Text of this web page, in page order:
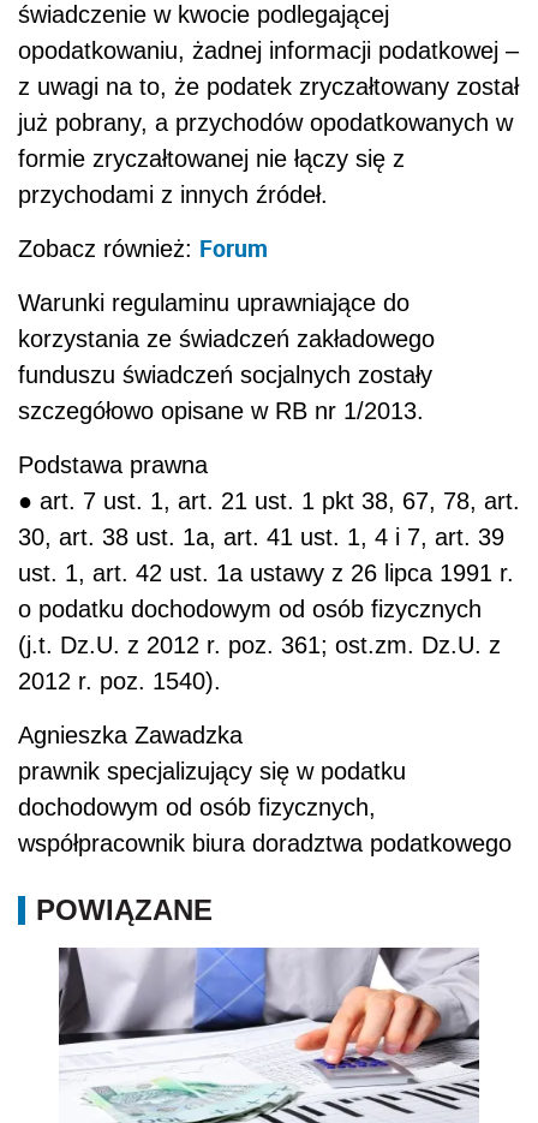
świadczenie w kwocie podlegającej
opodatkowaniu, żadnej informacji podatkowej –
z uwagi na to, że podatek zryczałtowany został
już pobrany, a przychodów opodatkowanych w
formie zryczałtowanej nie łączy się z
przychodami z innych źródeł.
Zobacz również: Forum
Warunki regulaminu uprawniające do
korzystania ze świadczeń zakładowego
funduszu świadczeń socjalnych zostały
szczegółowo opisane w RB nr 1/2013.
Podstawa prawna
● art. 7 ust. 1, art. 21 ust. 1 pkt 38, 67, 78, art.
30, art. 38 ust. 1a, art. 41 ust. 1, 4 i 7, art. 39
ust. 1, art. 42 ust. 1a ustawy z 26 lipca 1991 r.
o podatku dochodowym od osób fizycznych
(j.t. Dz.U. z 2012 r. poz. 361; ost.zm. Dz.U. z
2012 r. poz. 1540).
Agnieszka Zawadzka
prawnik specjalizujący się w podatku
dochodowym od osób fizycznych,
współpracownik biura doradztwa podatkowego
POWIĄZANE